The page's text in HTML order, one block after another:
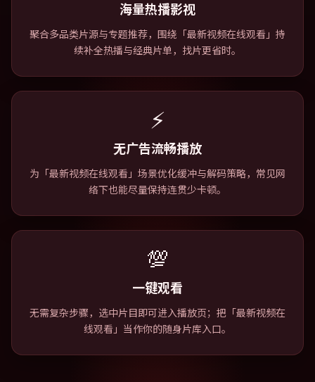
海量热播影视
聚合多品类片源与专题推荐，围绕「最新视频在线观看」持
续补全热播与经典片单，找片更省时。
⚡
无广告流畅播放
为「最新视频在线观看」场景优化缓冲与解码策略，常见网
络下也能尽量保持连贯少卡顿。
💯
一键观看
无需复杂步骤，选中片目即可进入播放页；把「最新视频在
线观看」当作你的随身片库入口。